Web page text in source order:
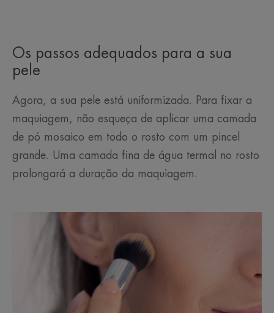
Os passos adequados para a sua
pele
Agora, a sua pele está uniformizada. Para fixar a
maquiagem, não esqueça de aplicar uma camada
de pó mosaico em todo o rosto com um pincel
grande. Uma camada fina de água termal no rosto
prolongará a duração da maquiagem.